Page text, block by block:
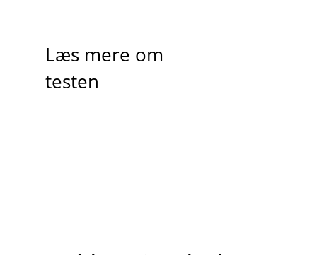
Læs mere om
testen